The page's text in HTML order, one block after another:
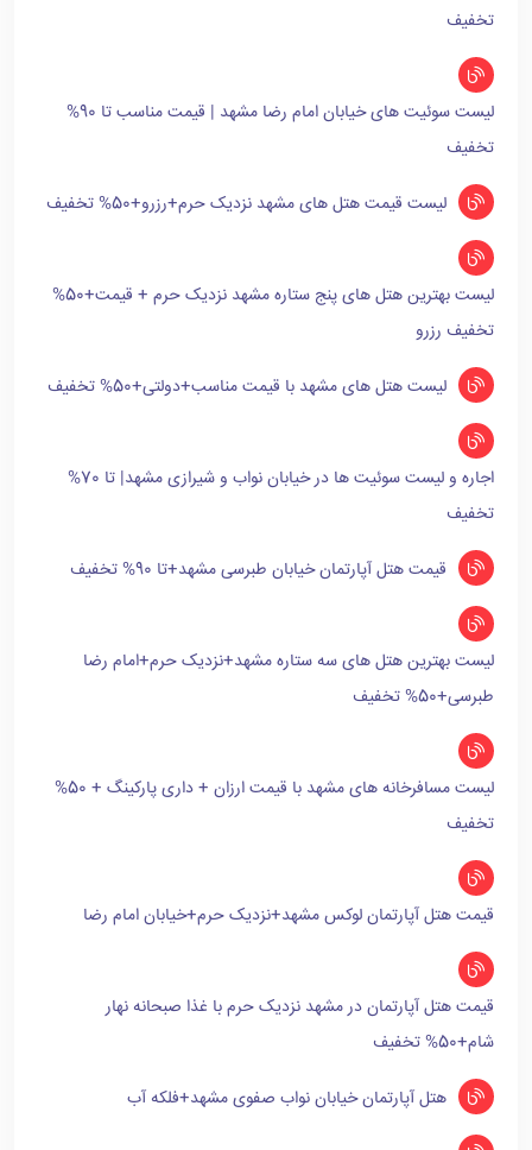
تخفیف
لیست سوئیت های خیابان امام رضا مشهد | قیمت مناسب تا 90%
تخفیف
لیست قیمت هتل های مشهد نزدیک حرم+رزرو+50% تخفیف
لیست بهترین هتل های پنج ستاره مشهد نزدیک حرم + قیمت+50%
تخفیف رزرو
لیست هتل های مشهد با قیمت مناسب+دولتی+50% تخفیف
اجاره و لیست سوئیت ها در خیابان نواب و شیرازی مشهد| تا 70%
تخفیف
قیمت هتل آپارتمان خیابان طبرسی مشهد+تا 90% تخفیف
لیست بهترین هتل های سه ستاره مشهد+نزدیک حرم+امام رضا
طبرسی+50% تخفیف
لیست مسافرخانه های مشهد با قیمت ارزان + داری پارکینگ + 50%
تخفیف
قیمت هتل آپارتمان لوکس مشهد+نزدیک حرم+خیابان امام رضا
قیمت هتل آپارتمان در مشهد نزدیک حرم با غذا صبحانه نهار
شام+50% تخفیف
هتل آپارتمان خیابان نواب صفوی مشهد+فلکه آب